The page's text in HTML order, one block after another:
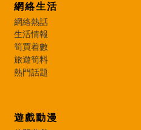
網絡生活
網絡熱話
生活情報
筍買着數
旅遊筍料
熱門話題
遊戲動漫